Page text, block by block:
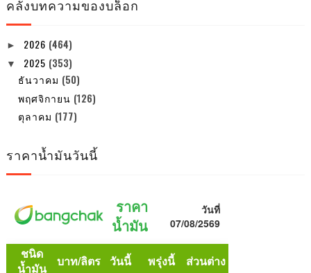
คลังบทความของบล็อก
► 2026 (464)
▼ 2025 (353)
ธันวาคม (50)
พฤศจิกายน (126)
ตุลาคม (177)
ราคาน้ำมันวันนี้